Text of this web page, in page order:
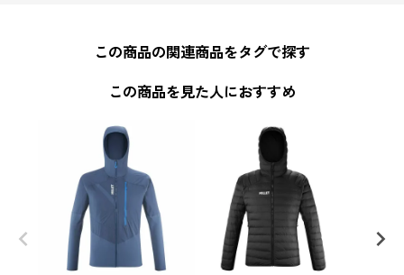
この商品の関連商品をタグで探す
この商品を見た人におすすめ